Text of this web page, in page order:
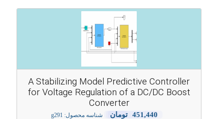
A Stabilizing Model Predictive Controller
for Voltage Regulation of a DC/DC Boost
Converter
451,440 تومان شناسه محصول: g291